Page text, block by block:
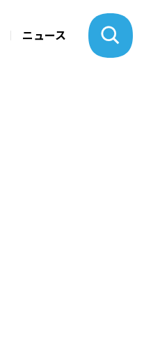
ニュース